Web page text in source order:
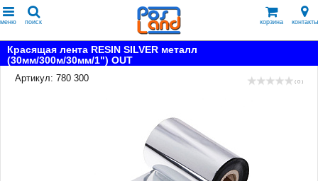
меню поиск корзина контакты
Красящая лента RESIN SILVER металл
(30мм/300м/30мм/1") OUT
Артикул: 780 300
( 0 )